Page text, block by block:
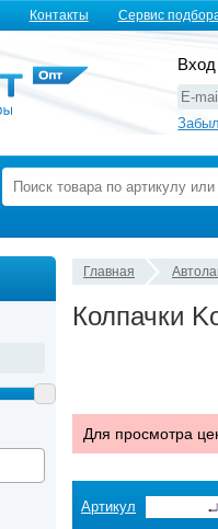
Контакты Сервис
Главная
Колпачки
Для просмотра
Артикул